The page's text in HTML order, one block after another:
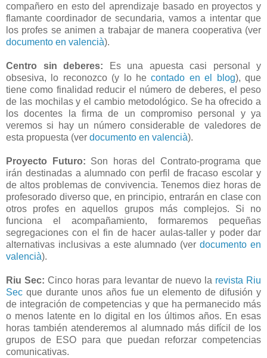
compañero en esto del aprendizaje basado en proyectos y
flamante coordinador de secundaria, vamos a intentar que
los profes se animen a trabajar de manera cooperativa (ver
documento en valencià).
Centro sin deberes: Es una apuesta casi personal y
obsesiva, lo reconozco (y lo hecontado en el blog), que
tiene como finalidad reducir el número de deberes, el peso
de las mochilas y el cambio metodológico. Se ha ofrecido a
los docentes la firma de un compromiso personal y ya
veremos si hay un número considerable de valedores de
esta propuesta (ver documento en valencià).
Proyecto Futuro: Son horas del Contrato-programa que
irán destinadas a alumnado con perfil de fracaso escolar y
de altos problemas de convivencia. Tenemos diez horas de
profesorado diverso que, en principio, entrarán en clase con
otros profes en aquellos grupos más complejos. Si no
funciona el acompañamiento, formaremos pequeñas
segregaciones con el fin de hacer aulas-taller y poder dar
alternativas inclusivas a este alumnado (verdocumento en
valencià).
Riu Sec: Cinco horas para levantar de nuevo la revista Riu
Sec que durante unos años fue un elemento de difusión y
de integración de competencias y que ha permanecido más
o menos latente en lo digital en los últimos años. En esas
horas también atenderemos al alumnado más difícil de los
grupos de ESO para que puedan reforzar competencias
comunicativas.